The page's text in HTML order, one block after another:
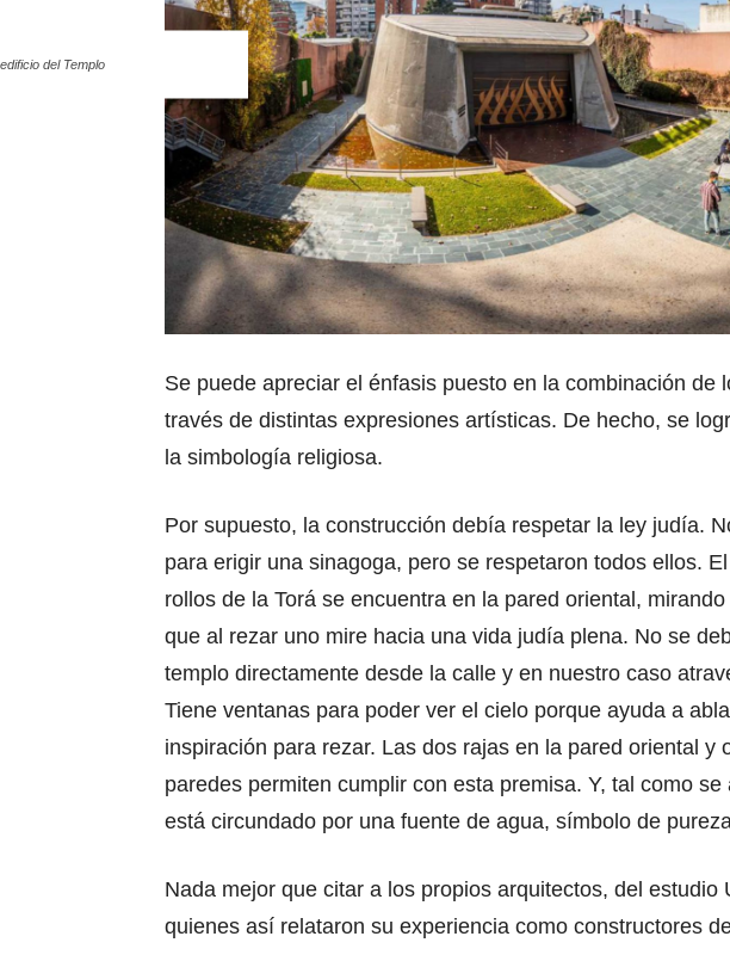
del Templo
Se puede apreciar el énfasis puesto en la combinación de
través de distintas expresiones artísticas. De hecho, se
la simbología religiosa.
Por supuesto, la construcción debía respetar la ley judía.
para erigir una sinagoga, pero se respetaron todos ellos.
rollos de la Torá se encuentra en la pared oriental,
que al rezar uno mire hacia una vida judía plena. No se
templo directamente desde la calle y en nuestro caso
Tiene ventanas para poder ver el cielo porque ayuda a
inspiración para rezar. Las dos rajas en la pared oriental y
paredes permiten cumplir con esta premisa. Y, tal como
está circundado por una fuente de agua, símbolo de
Nada mejor que citar a los propios arquitectos, del estudio
quienes así relataron su experiencia como constructores